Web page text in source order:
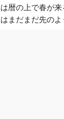
は暦の上で春が
はまだまだ先の